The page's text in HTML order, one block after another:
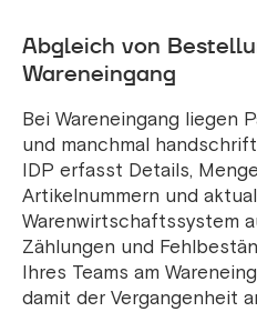
Abgleich von
Wareneingang
Bei Wareneingang liegen
und manchmal
IDP erfasst Details,
Artikelnummern und
Warenwirtschaftssystem
Zählungen und
Ihres Teams am
damit der Vergangenheit